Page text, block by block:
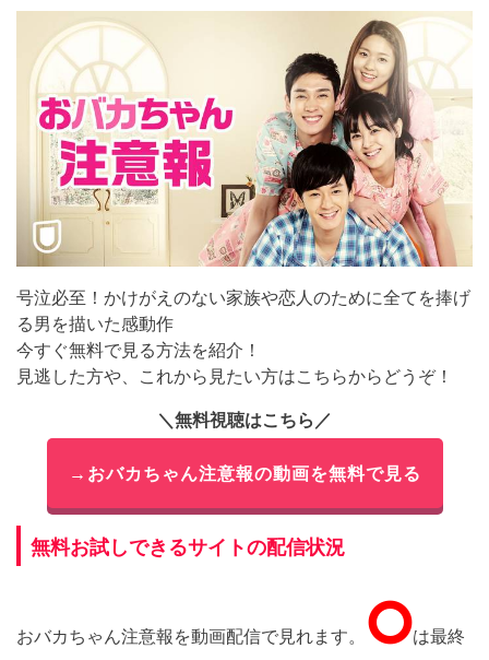
号泣必至！かけがえのない家族や恋人のために全てを捧げ
る男を描いた感動作
今すぐ無料で見る方法を紹介！
見逃した方や、これから見たい方はこちらからどうぞ！
＼無料視聴はこちら／
→おバカちゃん注意報の動画を無料で見る
無料お試しできるサイトの配信状況
おバカちゃん注意報を動画配信で見れます。 ⭘は最終